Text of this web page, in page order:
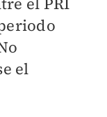
el